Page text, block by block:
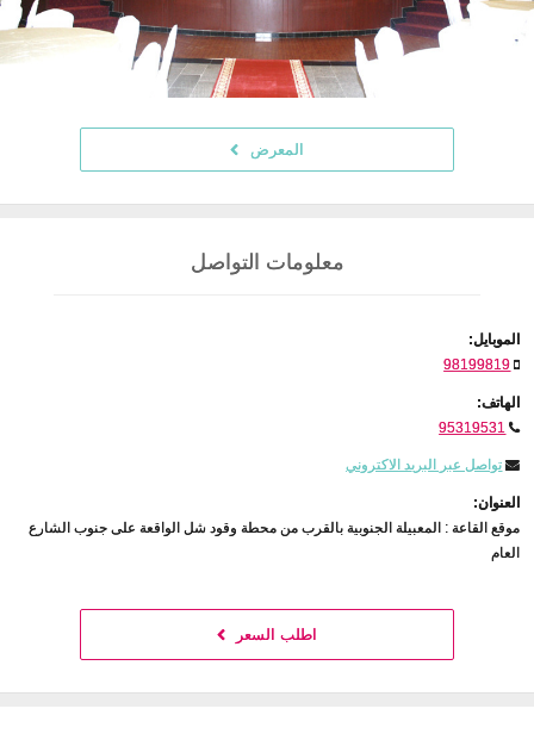
المعرض
معلومات التواصل
الموبايل:
98199819
الهاتف:
95319531
تواصل عبر البريد الاكتروني
العنوان:
موقع القاعة : المعبيلة الجنوبية بالقرب من محطة وقود شل الواقعة على جنوب الشارع
العام
اطلب السعر